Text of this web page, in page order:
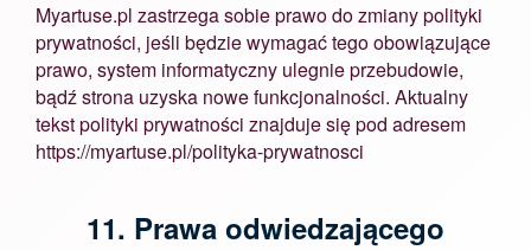
Myartuse.pl zastrzega sobie prawo do zmiany polityki
prywatności, jeśli będzie wymagać tego obowiązujące
prawo, system informatyczny ulegnie przebudowie,
bądź strona uzyska nowe funkcjonalności. Aktualny
tekst polityki prywatności znajduje się pod adresem
https://myartuse.pl/polityka-prywatnosci
11. Prawa odwiedzającego